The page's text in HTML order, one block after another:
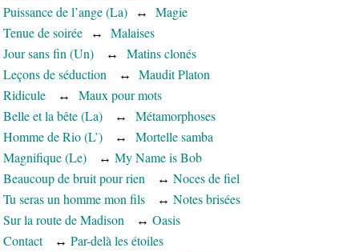
Puissance de l’ange (La)
↔ Magie
Tenue de soirée
↔ Malaises
Jour sans fin (Un)
↔
Matins clonés
Leçons de séduction
↔ Maudit Platon
Ridicule
↔
Maux pour mots
Belle et la bête (La)
↔
Métamorphoses
Homme de Rio (L’)
↔
Mortelle samba
Magnifique (Le)
↔ My Name is Bob
Beaucoup de bruit pour rien
↔ Noces de fiel
Tu seras un homme mon fils
↔ Notes brisées
Sur la route de Madison
↔ Oasis
Contact
↔ Par-delà les étoiles